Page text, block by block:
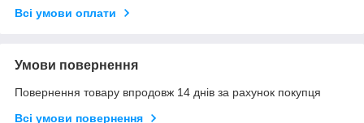
Всі умови оплати
Умови повернення
Повернення товару впродовж 14 днів за рахунок покупця
Всі умови повернення